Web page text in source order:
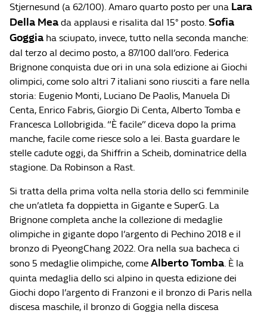
Stjernesund (a 62/100). Amaro quarto posto per una Lara
Della Mea da applausi e risalita dal 15° posto. Sofia
Goggia ha sciupato, invece, tutto nella seconda manche:
dal terzo al decimo posto, a 87/100 dall’oro. Federica
Brignone conquista due ori in una sola edizione ai Giochi
olimpici, come solo altri 7 italiani sono riusciti a fare nella
storia: Eugenio Monti, Luciano De Paolis, Manuela Di
Centa, Enrico Fabris, Giorgio Di Centa, Alberto Tomba e
Francesca Lollobrigida. “È facile” diceva dopo la prima
manche, facile come riesce solo a lei. Basta guardare le
stelle cadute oggi, da Shiffrin a Scheib, dominatrice della
stagione. Da Robinson a Rast.
Si tratta della prima volta nella storia dello sci femminile
che un’atleta fa doppietta in Gigante e SuperG. La
Brignone completa anche la collezione di medaglie
olimpiche in gigante dopo l’argento di Pechino 2018 e il
bronzo di PyeongChang 2022. Ora nella sua bacheca ci
sono 5 medaglie olimpiche, come Alberto Tomba. È la
quinta medaglia dello sci alpino in questa edizione dei
Giochi dopo l’argento di Franzoni e il bronzo di Paris nella
discesa maschile, il bronzo di Goggia nella discesa